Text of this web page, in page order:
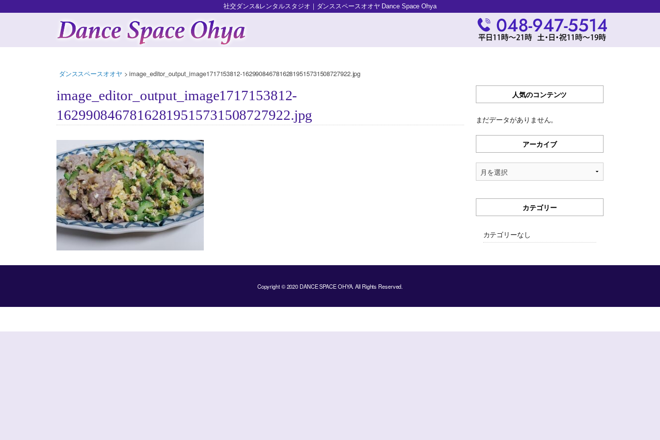
社交ダンス&レンタルスタジオ｜ダンススペースオオヤ Dance Space Ohya
ダンススペースオオヤ >image_editor_output_image1717153812-16299084678162819515731508727922.jpg
image_editor_output_image1717153812-
16299084678162819515731508727922.jpg
人気のコンテンツ
まだデータがありません。
アーカイブ
ア
ー
ブ
カテゴリー
カテゴリーなし
Copyright © 2020 DANCE SPACE OHYA. All Rights Reserved.